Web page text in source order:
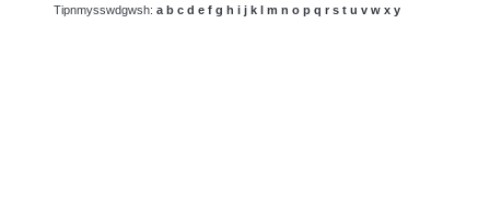
Tipnmysswdgwsh: a b c d e f g h i j k l m n o p q r s t u v w x y